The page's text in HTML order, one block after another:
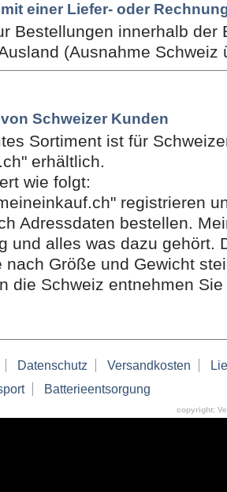
einer Liefer- oder
Bestellungen innerhalb
(Ausnahme
Schweizer Kunden
Sortiment ist für
erhältlich.
wie folgt:
registrieren
Adressdaten bestellen.
und alles was dazu gehört.
nach Größe und Gewicht
die Schweiz entnehmen
Datenschutz Versandkosten
Batterieentsorgung
copyright: